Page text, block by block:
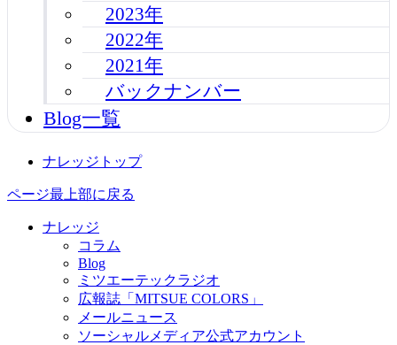
2023年
2022年
2021年
バックナンバー
Blog一覧
ナレッジトップ
ページ最上部に戻る
ナレッジ
コラム
Blog
ミツエーテックラジオ
広報誌「MITSUE COLORS」
メールニュース
ソーシャルメディア公式アカウント